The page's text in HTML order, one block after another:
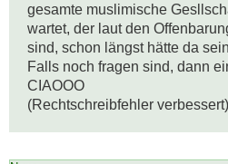
gesamte muslimische
wartet, der laut den
sind, schon längst hätte da
Falls noch fragen sind, dann
CIAOOO
(Rechtschreibfehler verbessert)